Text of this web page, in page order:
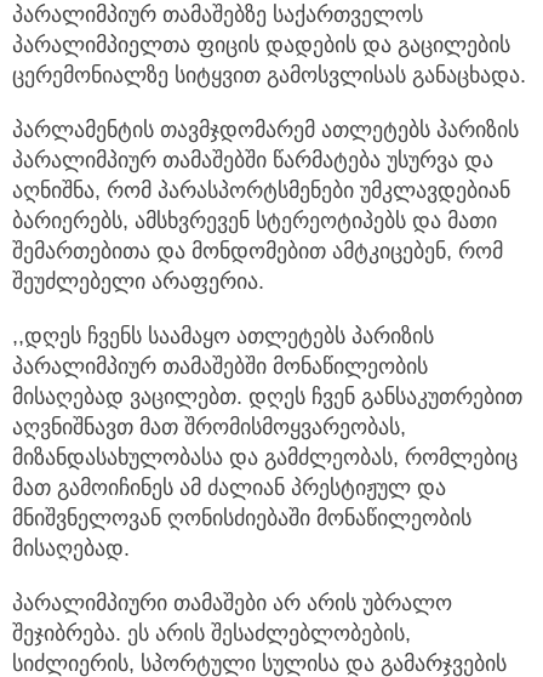
პარალიმპიურ თამაშებზე საქართველოს
პარალიმპიელთა ფიცის დადების და გაცილების
ცერემონიალზე სიტყვით გამოსვლისას განაცხადა.
პარლამენტის თავმჯდომარემ ათლეტებს პარიზის
პარალიმპიურ თამაშებში წარმატება უსურვა და
აღნიშნა, რომ პარასპორტსმენები უმკლავდებიან
ბარიერებს, ამსხვრევენ სტერეოტიპებს და მათი
შემართებითა და მონდომებით ამტკიცებენ, რომ
შეუძლებელი არაფერია.
,,დღეს ჩვენს საამაყო ათლეტებს პარიზის
პარალიმპიურ თამაშებში მონაწილეობის
მისაღებად ვაცილებთ. დღეს ჩვენ განსაკუთრებით
აღვნიშნავთ მათ შრომისმოყვარეობას,
მიზანდასახულობასა და გამძლეობას, რომლებიც
მათ გამოიჩინეს ამ ძალიან პრესტიჟულ და
მნიშვნელოვან ღონისძიებაში მონაწილეობის
მისაღებად.
პარალიმპიური თამაშები არ არის უბრალო
შეჯიბრება. ეს არის შესაძლებლობების,
სიძლიერის, სპორტული სულისა და გამარჯვების